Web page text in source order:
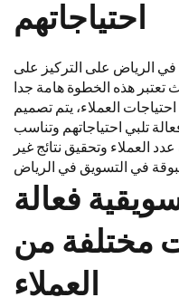
احتياجاتهم
الرياض على التركيز على
تعتبر هذه الخطوة هامة جدا
العملاء، يتم تصميم
تلبي احتياجاتهم وتناسب
العملاء وتحقيق نتائج غير
فعالة
مختلفة من
العملاء